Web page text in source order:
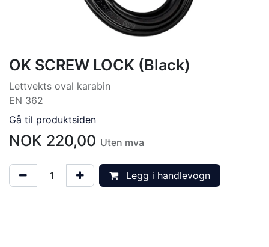
OK SCREW LOCK (Black)
Lettvekts oval karabin
EN 362
Gå til produktsiden
NOK 220,00 Uten mva
Legg i handlevogn